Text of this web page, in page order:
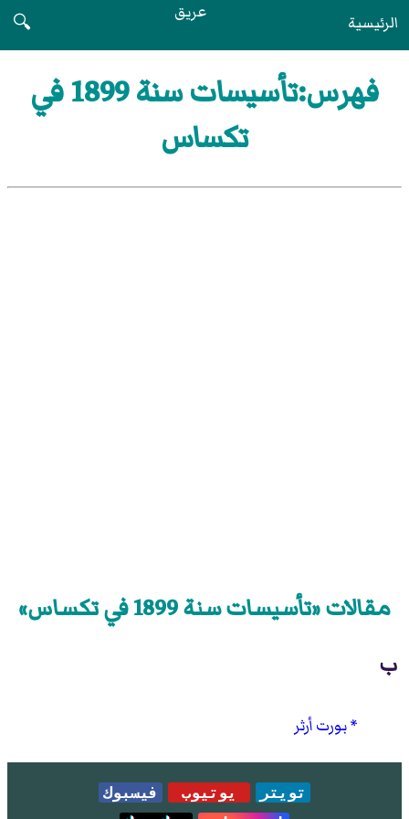
الرئيسية عريق
🔍
فهرس:تأسيسات سنة 1899 في
تكساس
مقالات «تأسيسات سنة 1899 في تكساس»
ب
بورت أرثر
تويتر يوتيوب
فيسبوك